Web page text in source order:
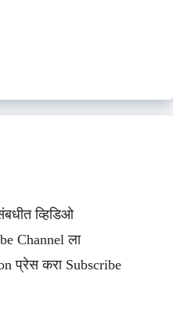
व्हिडिओ
Channel ला
प्रेस करा Subscribe